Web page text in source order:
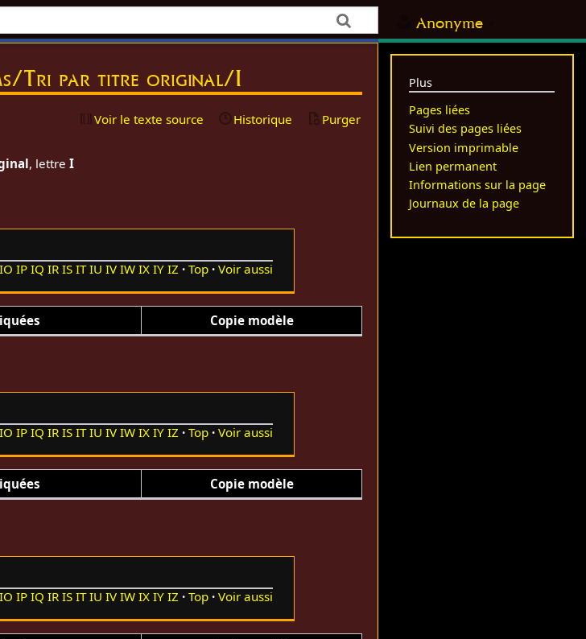
Anonyme
Tri par titre original/I
Voir le texte source Historique Purger
, lettreI
IO IP IQ IR IS IT IU IV IW IX IY IZ Top Voir aussi
Copie modèle
IO IP IQ IR IS IT IU IV IW IX IY IZ Top Voir aussi
Copie modèle
IO IP IQ IR IS IT IU IV IW IX IY IZ Top Voir aussi
Plus
Pages liées
Suivi des pages liées
Version imprimable
Lien permanent
Informations sur la page
Journaux de la page